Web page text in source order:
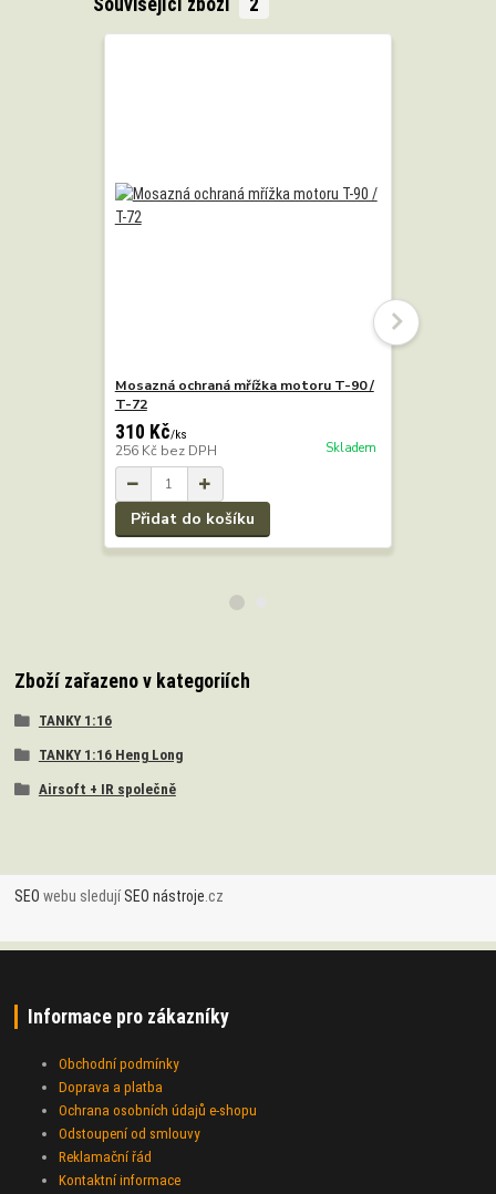
Mosazná ochraná mřížka motoru T-90 /
T-72
310 Kč/ks
256 Kč bez DPH Skladem
Přidat do košíku
Zboží zařazeno v kategoriích
TANKY 1:16
TANKY 1:16 Heng Long
Airsoft + IR společně
SEO webu sledujíSEO nástroje .cz
Informace pro zákazníky
Obchodní podmínky
Doprava a platba
Ochrana osobních údajů e-shopu
Odstoupení od smlouvy
Reklamační řád
Kontaktní informace